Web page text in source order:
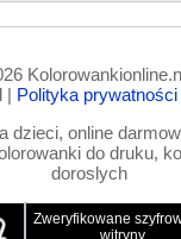
10,579x
| Polityka prywatności
dzieci, online
do druku,
doroslych